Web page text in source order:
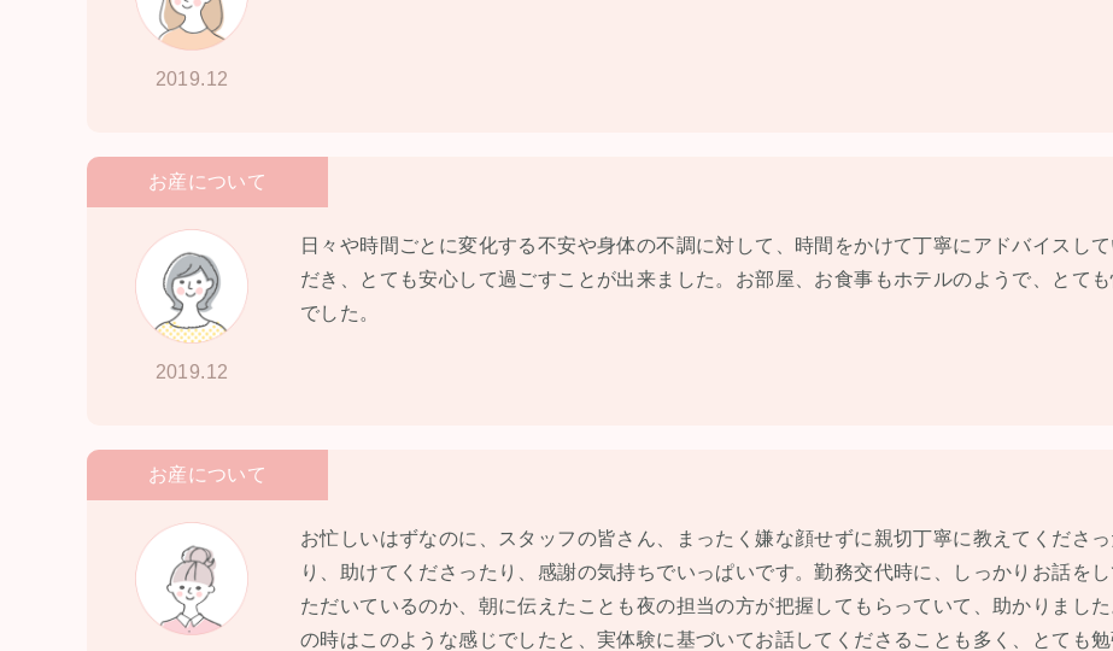
2019.12
お産について
2019.12
日々や時間ごとに変化する不安や身体の不調に対して、時間をかけて丁寧にアドバイスして
だき、とても安心して過ごすことが出来ました。お部屋、お食事もホテルのようで、とても
でした。
お産について
お忙しいはずなのに、スタッフの皆さん、まったく嫌な顔せずに親切丁寧に教えてくださっ
り、助けてくださったり、感謝の気持ちでいっぱいです。勤務交代時に、しっかりお話を
ただいているのか、朝に伝えたことも夜の担当の方が把握してもらっていて、助かりまし
の時はこのような感じでしたと、実体験に基づいてお話してくださることも多く、とても勉